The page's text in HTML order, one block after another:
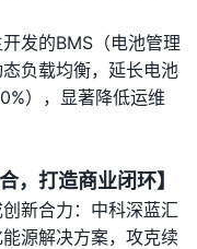
发的BMS（电池管理
负载均衡，延长电池
），显著降低运维
，打造商业闭环】
新合力：中科深蓝汇
源解决方案，攻克续